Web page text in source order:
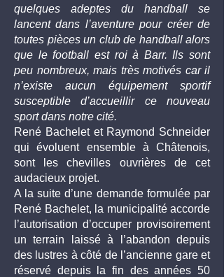
quelques adeptes du handball se
lancent dans l’aventure pour créer de
toutes pièces un club de handball alors
que le football est roi à Barr. Ils sont
peu nombreux, mais très motivés car il
n’existe aucun équipement sportif
susceptible d’accueillir ce nouveau
sport dans notre cité.
René Bachelet et Raymond Schneider
qui évoluent ensemble à Châtenois,
sont les chevilles ouvrières de cet
audacieux projet.
A la suite d’une demande formulée par
René Bachelet, la municipalité accorde
l’autorisation d’occuper provisoirement
un terrain laissé à l’abandon depuis
des lustres à côté de l’ancienne gare et
réservé depuis la fin des années 50